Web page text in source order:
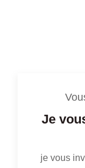
Je
je vous